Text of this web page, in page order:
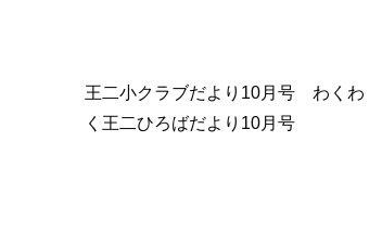
王二小クラブだより10月号 わくわ
く王二ひろばだより10月号